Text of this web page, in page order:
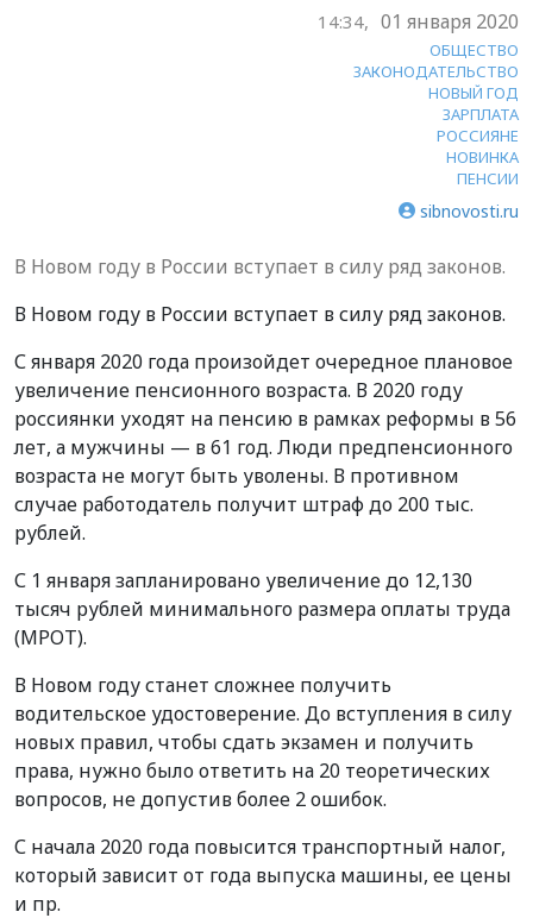
14:34, 01 января 2020
ОБЩЕСТВО
ЗАКОНОДАТЕЛЬСТВО
НОВЫЙ ГОД
ЗАРПЛАТА
РОССИЯНЕ
НОВИНКА
ПЕНСИИ
sibnovosti.ru
В Новом году в России вступает в силу ряд законов.
В Новом году в России вступает в силу ряд законов.
С января 2020 года произойдет очередное плановое
увеличение пенсионного возраста. В 2020 году
россиянки уходят на пенсию в рамках реформы в 56
лет, а мужчины — в 61 год. Люди предпенсионного
возраста не могут быть уволены. В противном
случае работодатель получит штраф до 200 тыс.
рублей.
С 1 января запланировано увеличение до 12,130
тысяч рублей минимального размера оплаты труда
(МРОТ).
В Новом году станет сложнее получить
водительское удостоверение. До вступления в силу
новых правил, чтобы сдать экзамен и получить
права, нужно было ответить на 20 теоретических
вопросов, не допустив более 2 ошибок.
С начала 2020 года повысится транспортный налог,
который зависит от года выпуска машины, ее цены
и пр.